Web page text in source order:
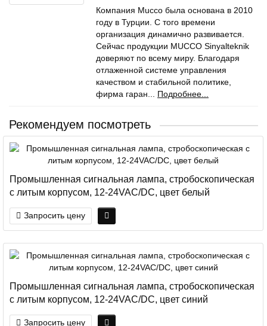
Компания Mucco была основана в 2010
году в Турции. С того времени
организация динамично развивается.
Сейчас продукции MUCCO Sinyalteknik
доверяют по всему миру. Благодаря
отлаженной системе управления
качеством и стабильной политике,
фирма гаран... Подробнее...
Рекомендуем посмотреть
Промышленная сигнальная лампа, стробоскопическая
с литым корпусом, 12-24VAC/DC, цвет белый
Запросить цену
Промышленная сигнальная лампа, стробоскопическая
с литым корпусом, 12-24VAC/DC, цвет синий
Запросить цену